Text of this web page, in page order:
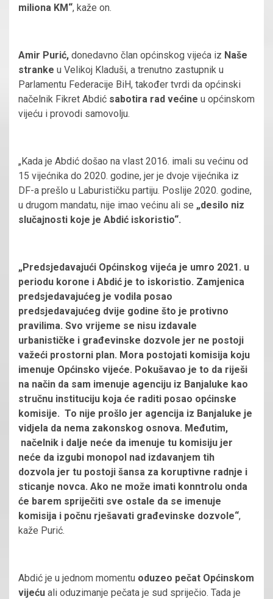
miliona KM“, kaže on.
Amir Purić, donedavno član općinskog vijeća iz Naše
stranke u Velikoj Kladuši, a trenutno zastupnik u
Parlamentu Federacije BiH, također tvrdi da općinski
načelnik Fikret Abdić sabotira rad većine u općinskom
vijeću i provodi samovolju.
„Kada je Abdić došao na vlast 2016. imali su većinu od
15 vijećnika do 2020. godine, jer je dvoje vijećnika iz
DF-a prešlo u Laburističku partiju. Poslije 2020. godine,
u drugom mandatu, nije imao većinu ali se „desilo niz
slučajnosti koje je Abdić iskoristio“.
„Predsjedavajući Općinskog vijeća je umro 2021. u
periodu korone i Abdić je to iskoristio. Zamjenica
predsjedavajućeg je vodila posao
predsjedavajućeg dvije godine što je protivno
pravilima. Svo vrijeme se nisu izdavale
urbanističke i građevinske dozvole jer ne postoji
važeći prostorni plan. Mora postojati komisija koju
imenuje Općinsko vijeće. Pokušavao je to da riješi
na način da sam imenuje agenciju iz Banjaluke kao
stručnu instituciju koja će raditi posao općinske
komisije. To nije prošlo jer agencija iz Banjaluke je
vidjela da nema zakonskog osnova. Međutim,
načelnik i dalje neće da imenuje tu komisiju jer
neće da izgubi monopol nad izdavanjem tih
dozvola jer tu postoji šansa za koruptivne radnje i
sticanje novca. Ako ne može imati konntrolu onda
će barem spriječiti sve ostale da se imenuje
komisija i počnu rješavati građevinske dozvole“,
kaže Purić.
Abdić je u jednom momentu oduzeo pečat Općinskom
vijeću ali oduzimanje pečata je sud spriječio. Tada je